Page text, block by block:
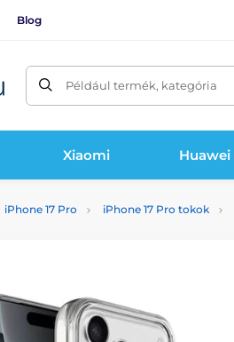
Blog
Például termék, kategória
Xiaomi Huawei
iPhone 17 Pro iPhone 17 Pro tokok